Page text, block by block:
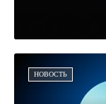
НОВОСТЬ